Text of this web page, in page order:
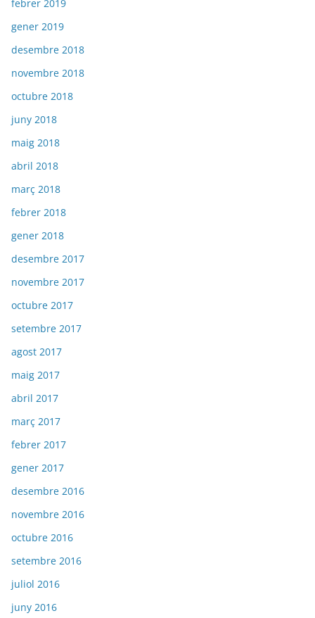
febrer 2019
gener 2019
desembre 2018
novembre 2018
octubre 2018
juny 2018
maig 2018
abril 2018
març 2018
febrer 2018
gener 2018
desembre 2017
novembre 2017
octubre 2017
setembre 2017
agost 2017
maig 2017
abril 2017
març 2017
febrer 2017
gener 2017
desembre 2016
novembre 2016
octubre 2016
setembre 2016
juliol 2016
juny 2016